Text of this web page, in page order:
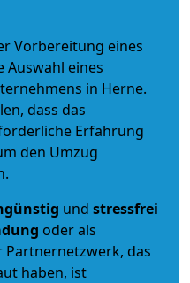
Vorbereitung eines
Auswahl eines
in Herne.
dass das
Erfahrung
den Umzug
und stressfrei
oder als
Partnernetzwerk, das
haben, ist